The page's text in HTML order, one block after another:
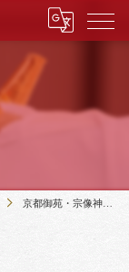
京都御苑・宗像神社の結婚式